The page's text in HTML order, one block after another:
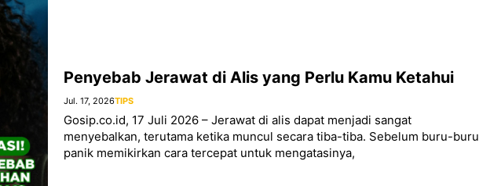
Penyebab Jerawat di Alis yang Perlu Kamu Ketahui
Jul. 17, 2026TIPS
Gosip.co.id, 17 Juli 2026 – Jerawat di alis dapat menjadi sangat
menyebalkan, terutama ketika muncul secara tiba-tiba. Sebelum buru-buru
panik memikirkan cara tercepat untuk mengatasinya,